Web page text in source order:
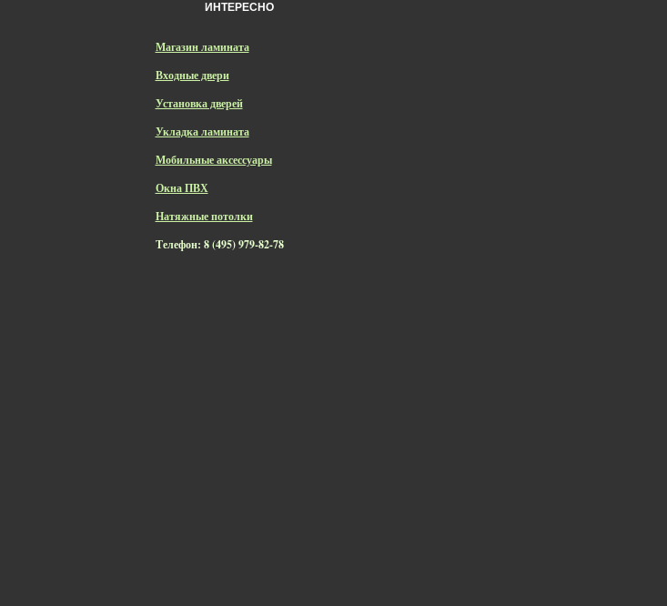
ИНТЕРЕСНО
Магазин ламината
Входные двери
Установка дверей
Укладка ламината
Мобильные аксессуары
Окна ПВХ
Натяжные потолки
Телефон: 8 (495) 979-82-78